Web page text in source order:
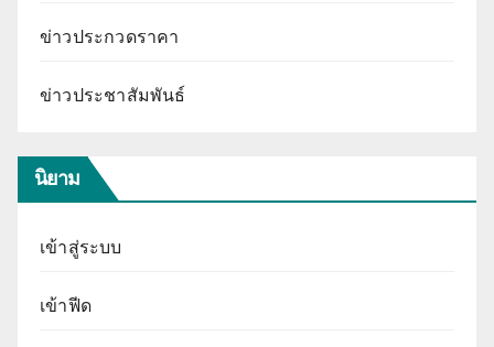
ข่าวประกวดราคา
ข่าวประชาสัมพันธ์
นิยาม
เข้าสู่ระบบ
เข้าฟีด